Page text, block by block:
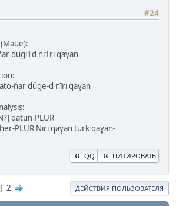
#24
dügi1d nı1rı qaγan
ńar düge-d nīrı qaɣan
qatun-PLUR
PLUR Niri qaɣan türk qaɣan-
QQ ЦИТИРОВАТЬ
2 ДЕЙСТВИЯ ПОЛЬЗОВАТЕЛЯ